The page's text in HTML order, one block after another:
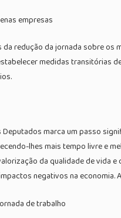
empresas
redução da jornada sobre os
medidas transitórias
Deputados marca um passo
lhes mais tempo livre e
da qualidade de
negativos na
de trabalho